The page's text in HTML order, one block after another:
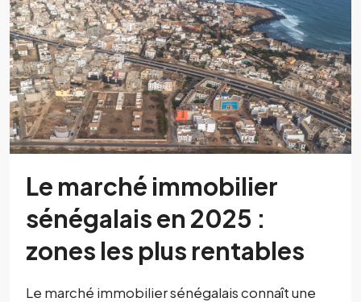
Le marché immobilier
sénégalais en 2025 :
zones les plus rentables
Le marché immobilier sénégalais connaît une